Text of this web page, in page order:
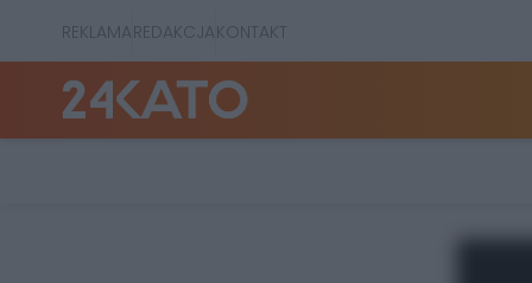
REKLAMAREDAKCJAKONTAKT